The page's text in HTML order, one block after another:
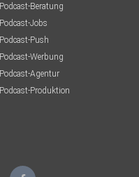
Podcast-Beratung
Podcast-Jobs
Podcast-Push
Podcast-Werbung
Podcast-Agentur
Podcast-Produktion